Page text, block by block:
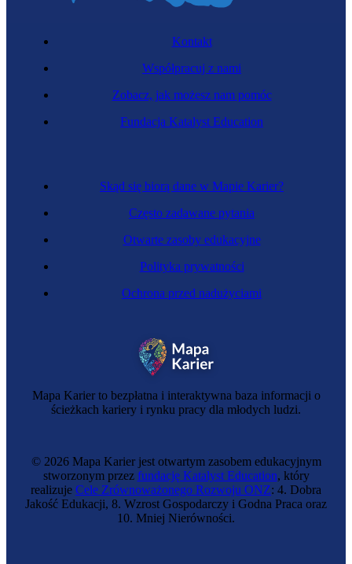
Specjalistka budownictwa modułowego
Specjalistka marketingu cyfrowego
Mapa Karier to bezpłatna i interaktywna baza informacji o
ścieżkach kariery i rynku pracy dla młodych ludzi.
Skąd się biorą dane w Mapie Karier?
Często zadawane pytania
Otwarte zasoby edukacyjne
Polityka prywatności
Ochrona przed nadużyciami
Kontakt
Współpracuj z nami
Zobacz, jak możesz nam pomóc
Fundacja Katalyst Education
© 2026 Mapa Karier jest otwartym zasobem edukacyjnym
stworzonym przez fundację Katalyst Education, który
realizuje Cele Zrównoważonego Rozwoju ONZ: 4. Dobra
Jakość Edukacji, 8. Wzrost Gospodarczy i Godna Praca oraz
10. Mniej Nierówności.